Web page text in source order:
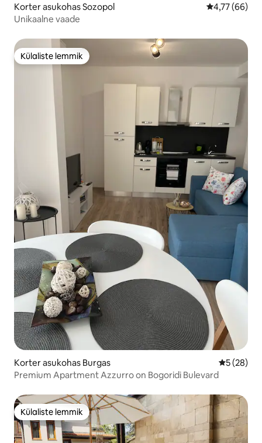
Korter asukohas Sozopol Keskmine
4,77 (66)
Unikaalne vaade
Külaliste lemmik
Külaliste lemmik
Korter asukohas Burgas Keskmine
5 (28)
Premium Apartment Azzurro on Bogoridi Bulevard
Külaliste lemmik
Külaliste lemmik